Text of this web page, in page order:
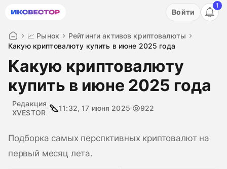
Акция: бесплатный пробный период на 3 дня!
Войти
1
📈 Рынок
Рейтинги активов криптовалюты
Какую криптовалюту купить в июне 2025 года
Какую криптовалюту
купить в июне 2025 года
Редакция
XVESTOR
11:32, 17 июня 2025 922
Подборка самых перспктивных криптовалют на
первый месяц лета.